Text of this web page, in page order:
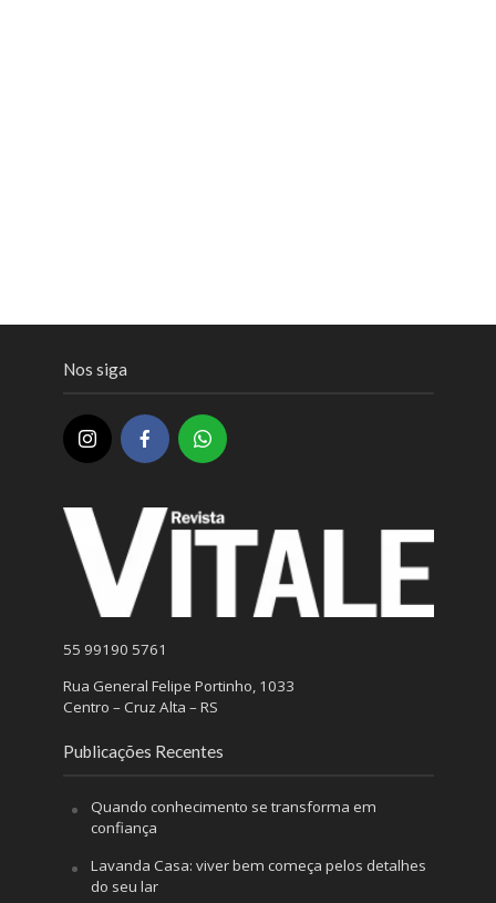
Nos siga
55 99190 5761
Rua General Felipe Portinho, 1033
Centro – Cruz Alta – RS
Publicações Recentes
Quando conhecimento se transforma em
confiança
Lavanda Casa: viver bem começa pelos detalhes
do seu lar